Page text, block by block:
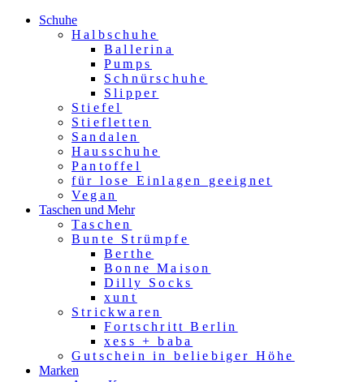
Schuhe
Halbschuhe
Ballerina
Pumps
Schnürschuhe
Slipper
Stiefel
Stiefletten
Sandalen
Hausschuhe
Pantoffel
für lose Einlagen geeignet
Vegan
Taschen und Mehr
Taschen
Bunte Strümpfe
Berthe
Bonne Maison
Dilly Socks
xunt
Strickwaren
Fortschritt Berlin
xess + baba
Gutschein in beliebiger Höhe
Marken